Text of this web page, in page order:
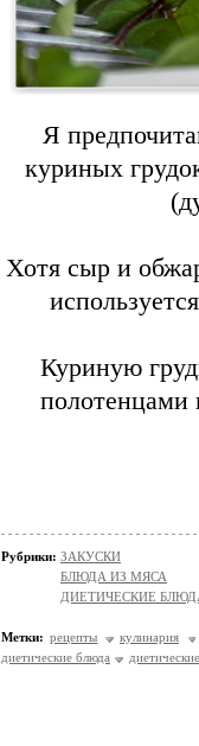
Я
куриных
Хотя сыр и
Куриную
полотенцами
Рубрики: ЗАКУСКИ
БЛЮДА ИЗ МЯСА
ДИЕТИЧЕСКИЕ
Метки: рецепты
кулинария
диетические блюда